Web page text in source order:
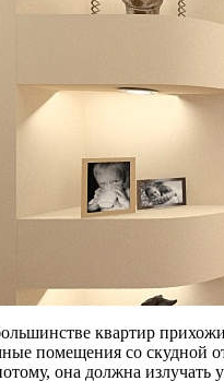
квартир
помещения со скудной
она должна излучать